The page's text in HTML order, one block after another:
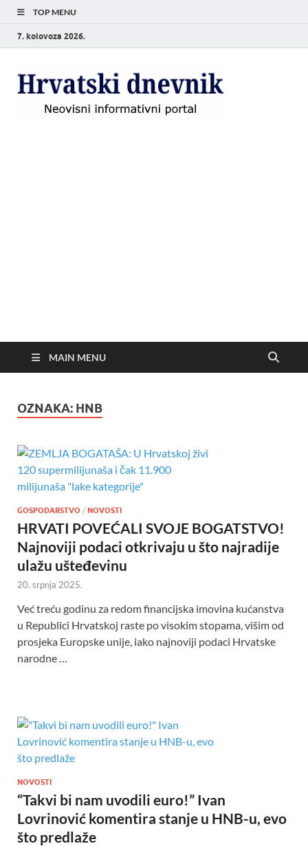
TOP MENU
7. kolovoza 2026.
MAIN MENU
OZNAKA: HNB
GOSPODARSTVO / NOVOSTI
HRVATI POVEĆALI SVOJE BOGATSTVO!
Najnoviji podaci otkrivaju u što najradije
ulažu ušteđevinu
20. srpnja 2025.
Već treću godinu za redom financijska imovina kućanstva
u Republici Hrvatskoj raste po visokim stopama, višim od
prosjeka Europske unije, iako najnoviji podaci Hrvatske
narodne …
NOVOSTI
“Takvi bi nam uvodili euro!” Ivan
Lovrinović komentira stanje u HNB-u, evo
što predlaže